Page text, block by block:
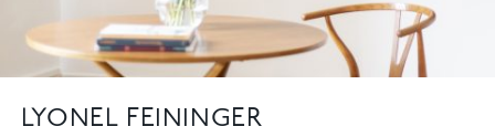
LYONEL FEININGER